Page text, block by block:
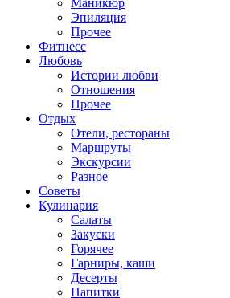
Маникюр
Эпиляция
Прочее
Фитнесс
Любовь
Истории любви
Отношения
Прочее
Отдых
Отели, рестораны
Маршруты
Экскурсии
Разное
Советы
Кулинария
Салаты
Закуски
Горячее
Гарниры, каши
Десерты
Напитки